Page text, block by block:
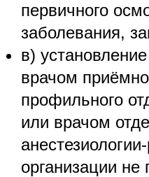
первичного
заболевания,
в)
врачом
профильного
или врачом
организации